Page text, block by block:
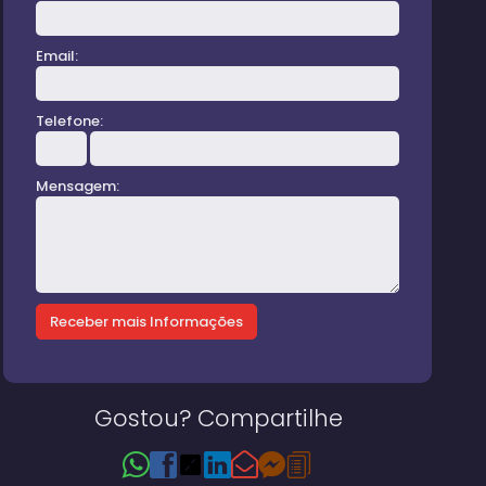
jardim-vitoria
Email:
Telefone:
Mensagem:
Gostou? Compartilhe